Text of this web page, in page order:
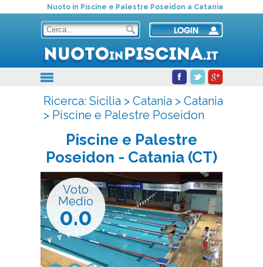
Nuoto in Piscine e Palestre Poseidon a Catania
Ricerca: Sicilia> Catania> Catania
> Piscine e Palestre Poseidon
Piscine e Palestre
Poseidon - Catania (CT)
Voto
Medio
0.0